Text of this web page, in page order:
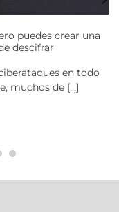
puedes crear una
descifrar
en todo
muchos de [...]